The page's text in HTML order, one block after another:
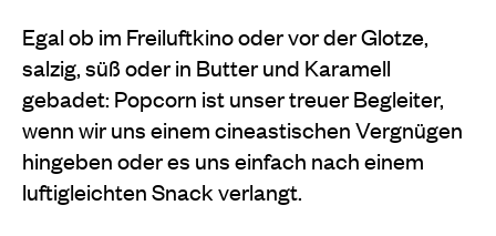
Egal ob im Freiluftkino oder vor der Glotze,
salzig, süß oder in Butter und Karamell
gebadet: Popcorn ist unser treuer Begleiter,
wenn wir uns einem cineastischen Vergnügen
hingeben oder es uns einfach nach einem
luftigleichten Snack verlangt.